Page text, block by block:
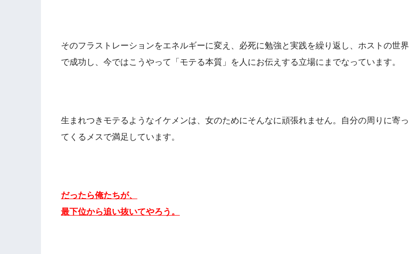
そのフラストレーションをエネルギーに変え、必死に勉強と実践を繰り返し、ホストの世界
で成功し、今ではこうやって「モテる本質」を人にお伝えする立場にまでなっています。
生まれつきモテるようなイケメンは、女のためにそんなに頑張れません。自分の周りに寄っ
てくるメスで満足しています。
だったら俺たちが、
最下位から追い抜いてやろう。